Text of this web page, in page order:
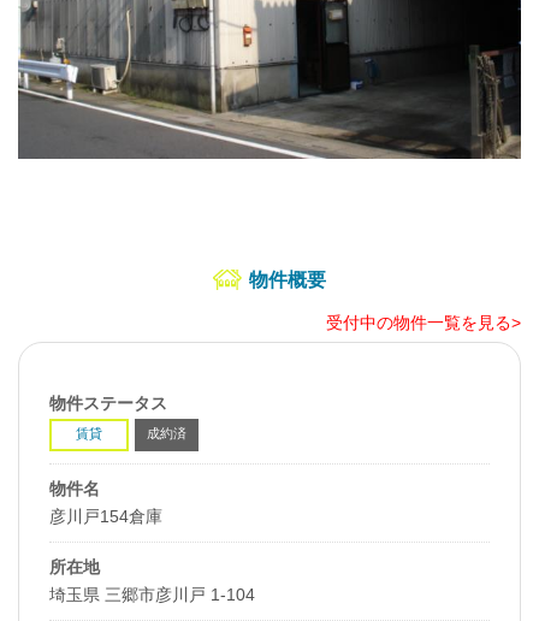
物件概要
受付中の物件一覧を見る>
物件ステータス
賃貸 成約済
物件名
彦川戸154倉庫
所在地
埼玉県 三郷市彦川戸 1-104